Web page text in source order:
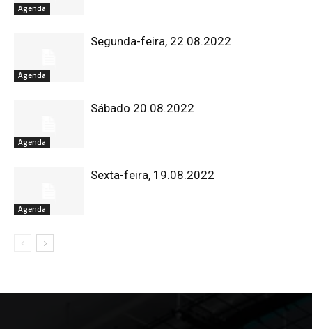
Agenda
Agenda
Segunda-feira, 22.08.2022
Agenda
Sábado 20.08.2022
Agenda
Sexta-feira, 19.08.2022